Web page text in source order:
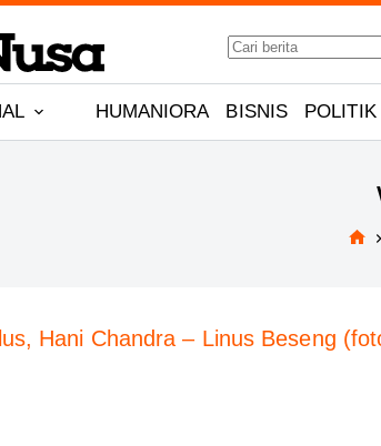
No
results
HUMANIORA BISNIS POLITIK